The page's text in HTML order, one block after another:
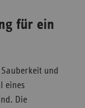
für ein
und
eines
Die